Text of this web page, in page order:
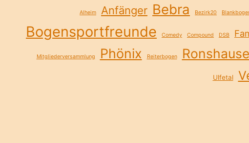
Alheim Anfänger Bebra Bezirk20
Bogensportfreunde Comedy Compound DSB
Mitgliederversammlung Phönix Reiterbogen
Ulfetal